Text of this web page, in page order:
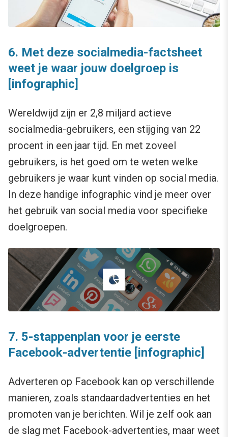
6. Met deze socialmedia-factsheet
weet je waar jouw doelgroep is
[infographic]
Wereldwijd zijn er 2,8 miljard actieve
socialmedia-gebruikers, een stijging van 22
procent in een jaar tijd. En met zoveel
gebruikers, is het goed om te weten welke
gebruikers je waar kunt vinden op social media.
In deze handige infographic vind je meer over
het gebruik van social media voor specifieke
doelgroepen.
7. 5-stappenplan voor je eerste
Facebook-advertentie [infographic]
Adverteren op Facebook kan op verschillende
manieren, zoals standaardadvertenties en het
promoten van je berichten. Wil je zelf ook aan
de slag met Facebook-advertenties, maar weet